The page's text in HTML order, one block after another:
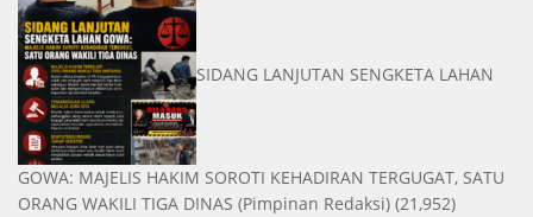
SIDANG LANJUTAN SENGKETA LAHAN
GOWA: MAJELIS HAKIM SOROTI KEHADIRAN TERGUGAT, SATU
ORANG WAKILI TIGA DINAS (Pimpinan Redaksi) (21,952)